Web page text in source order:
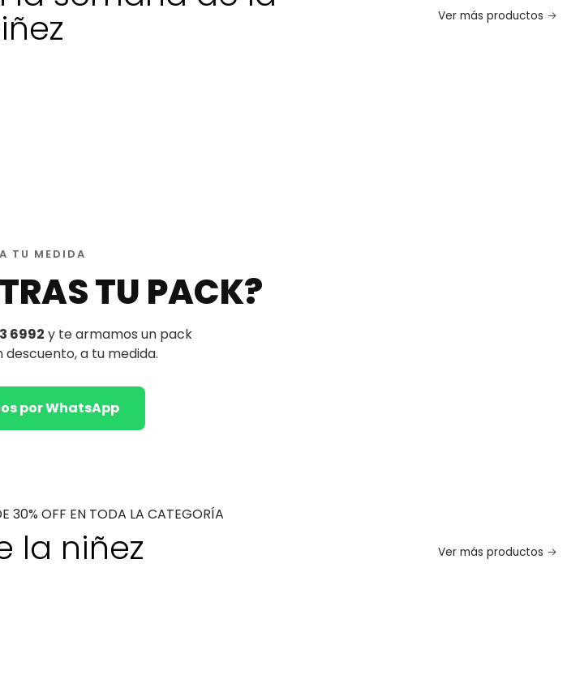
Ver más productos
TU MEDIDA
TU PACK?
6992 y te armamos un pack
a tu medida.
por WhatsApp
30% OFF EN TODA LA CATEGORÍA
la niñez Ver más productos